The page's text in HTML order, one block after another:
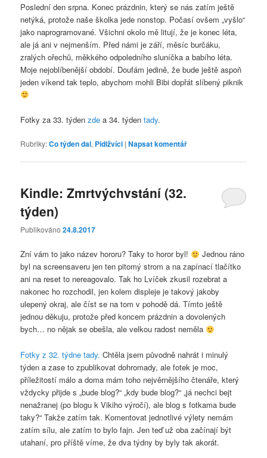
Poslední den srpna. Konec prázdnin, který se nás zatím ještě
netýká, protože naše školka jede nonstop. Počasí ovšem „vyšlo“
jako naprogramované. Všichni okolo mě litují, že je konec léta,
ale já ani v nejmenším. Před námi je září, měsíc burčáku,
zralých ořechů, měkkého odpoledního sluníčka a babího léta.
Moje nejoblíbenější období. Doufám jedině, že bude ještě aspoň
jeden víkend tak teplo, abychom mohli Bibi dopřát slíbený piknik
Fotky za 33. týdenzde a 34. týdentady.
Rubriky:Co týden dal, Pidižvíci |Napsat komentář
Kindle: Zmrtvýchvstání (32.
týden)
Publikováno24.8.2017
Zní vám to jako název hororu? Taky to horor byl!
Jednou ráno
byl na screensaveru jen ten pitomý strom a na zapínací tlačítko
ani na reset to nereagovalo. Tak ho Lvíček zkusil rozebrat a
nakonec ho rozchodil, jen kolem displeje je takový jakoby
ulepený okraj, ale číst se na tom v pohodě dá. Tímto ještě
jednou děkuju, protože před koncem prázdnin a dovolených
bych… no nějak se obešla, ale velkou radost neměla
Fotky z 32. týdne tady. Chtěla jsem původně nahrát i minulý
týden a zase to zpublikovat dohromady, ale fotek je moc,
příležitostí málo a doma mám toho nejvěrnějšího čtenáře, který
vždycky přijde s „bude blog?“ „kdy bude blog?“ „já nechci bejt
nenažranej (po blogu k Vikiho výročí), ale blog s fotkama bude
taky?“ Takže zatím tak. Komentovat jednotlivé výlety nemám
zatím sílu, ale zatím to bylo fajn. Jen teď už oba začínají být
utahaní, pro příště víme, že dva týdny by byly tak akorát.